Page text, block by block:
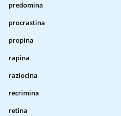
predomina
procrastina
propina
rapina
raziocina
recrimina
retina